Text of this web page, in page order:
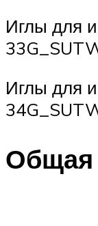
Иглы для
Иглы для
Общая